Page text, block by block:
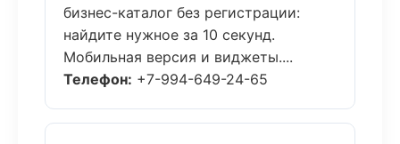
бизнес-каталог без регистрации:
найдите нужное за 10 секунд.
Мобильная версия и виджеты....
Телефон: +7-994-649-24-65